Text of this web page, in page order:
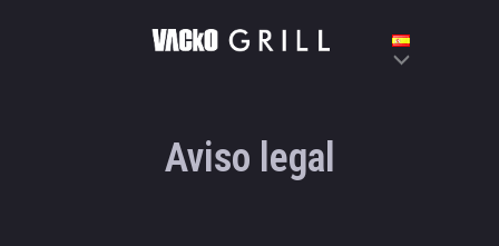
Aviso legal